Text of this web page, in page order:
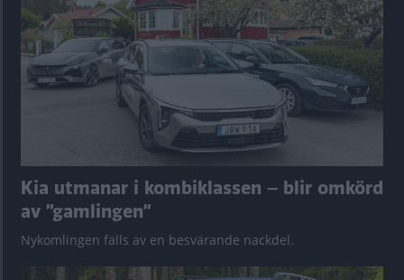
Kia utmanar i kombiklassen – blir omkörd
av ”gamlingen”
Nykomlingen fälls av en besvärande nackdel.